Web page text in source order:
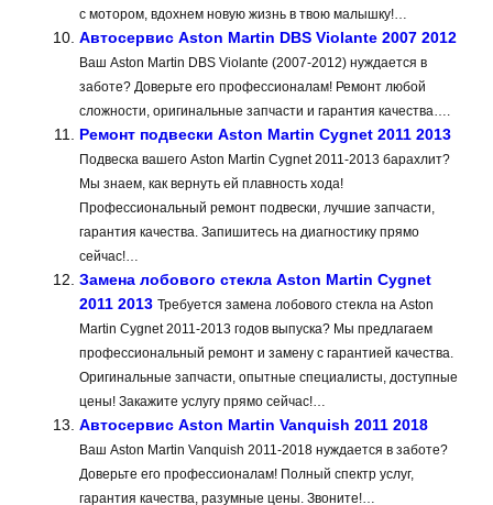
с мотором, вдохнем новую жизнь в твою малышку!…
Автосервис Aston Martin DBS Violante 2007 2012
Ваш Aston Martin DBS Violante (2007-2012) нуждается в
заботе? Доверьте его профессионалам! Ремонт любой
сложности, оригинальные запчасти и гарантия качества….
Ремонт подвески Aston Martin Cygnet 2011 2013
Подвеска вашего Aston Martin Cygnet 2011-2013 барахлит?
Мы знаем, как вернуть ей плавность хода!
Профессиональный ремонт подвески, лучшие запчасти,
гарантия качества. Запишитесь на диагностику прямо
сейчас!…
Замена лобового стекла Aston Martin Cygnet
2011 2013 Требуется замена лобового стекла на Aston
Martin Cygnet 2011-2013 годов выпуска? Мы предлагаем
профессиональный ремонт и замену с гарантией качества.
Оригинальные запчасти, опытные специалисты, доступные
цены! Закажите услугу прямо сейчас!…
Автосервис Aston Martin Vanquish 2011 2018
Ваш Aston Martin Vanquish 2011-2018 нуждается в заботе?
Доверьте его профессионалам! Полный спектр услуг,
гарантия качества, разумные цены. Звоните!…